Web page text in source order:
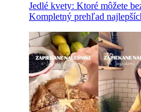
Jedlé kvety: Ktoré môžete
Kompletný prehľad